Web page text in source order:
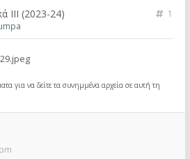
ΙΙΙ (2023-24)
1
για να δείτε τα συνημμένα αρχεία σε αυτή τη